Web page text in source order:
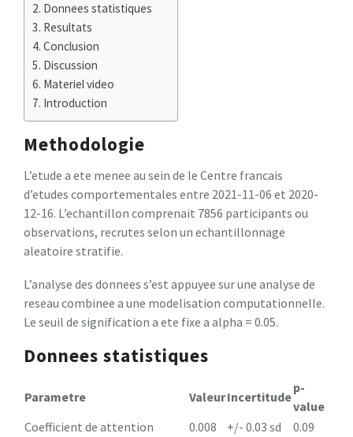
Donnees statistiques
Resultats
Conclusion
Discussion
Materiel video
Introduction
Methodologie
L’etude a ete menee au sein de le Centre francais
d’etudes comportementales entre 2021-11-06 et 2020-
12-16. L’echantillon comprenait 7856 participants ou
observations, recrutes selon un echantillonnage
aleatoire stratifie.
L’analyse des donnees s’est appuyee sur une analyse de
reseau combinee a une modelisation computationnelle.
Le seuil de signification a ete fixe a alpha = 0.05.
Donnees statistiques
Parametre ValeurIncertitude
p-
value
Coefficient de attention
0.008 +/- 0.03 sd
0.09